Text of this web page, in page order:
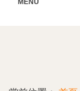
MENU